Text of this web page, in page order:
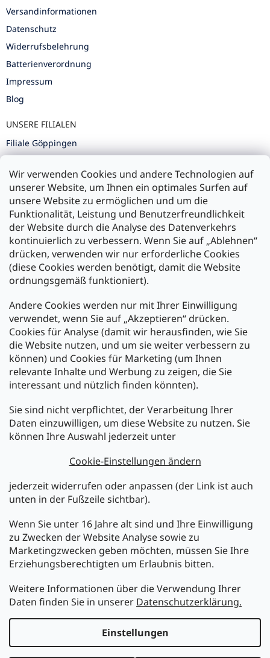
Wir verwenden Cookies und andere Technologien auf
unserer Website, um Ihnen ein optimales Surfen auf
unsere Website zu ermöglichen und um die
Funktionalität, Leistung und Benutzerfreundlichkeit
der Website durch die Analyse des Datenverkehrs
kontinuierlich zu verbessern. Wenn Sie auf „Ablehnen“
drücken, verwenden wir nur erforderliche Cookies
(diese Cookies werden benötigt, damit die Website
ordnungsgemäß funktioniert).
Andere Cookies werden nur mit Ihrer Einwilligung
verwendet, wenn Sie auf „Akzeptieren“ drücken.
Cookies für Analyse (damit wir herausfinden, wie Sie
die Website nutzen, und um sie weiter verbessern zu
können) und Cookies für Marketing (um Ihnen
relevante Inhalte und Werbung zu zeigen, die Sie
interessant und nützlich finden könnten).
Sie sind nicht verpflichtet, der Verarbeitung Ihrer
Daten einzuwilligen, um diese Website zu nutzen. Sie
können Ihre Auswahl jederzeit unter
Cookie-Einstellungen ändern
jederzeit widerrufen oder anpassen (der Link ist auch
unten in der Fußzeile sichtbar).
Wenn Sie unter 16 Jahre alt sind und Ihre Einwilligung
zu Zwecken der Website Analyse sowie zu
Marketingzwecken geben möchten, müssen Sie Ihre
Erziehungsberechtigten um Erlaubnis bitten.
Weitere Informationen über die Verwendung Ihrer
Daten finden Sie in unserer Datenschutzerklärung.
Einstellungen
Versandinformationen
Datenschutz
Widerrufsbelehrung
Batterienverordnung
Impressum
Blog
UNSERE FILIALEN
Filiale Göppingen
Filiale Ulm
Zahlung und Versand
Versand mit:
Zahlarten:
Newsletter abonnieren
Legen Sie Ihre E-Mail ein und wir werden Ihnen Informationen
über neue Produkte in unserem E-Shop zusenden.
E-Mail
Melden Sie sich jetzt für den mükra Newsletter an,
kostenlos und jederzeit kündbar! Mit der Anmeldung zum
Newsletter bestätigen Sie Ihr Einverständnis mit der
Datenschutzerklärung.
ANMELDEN